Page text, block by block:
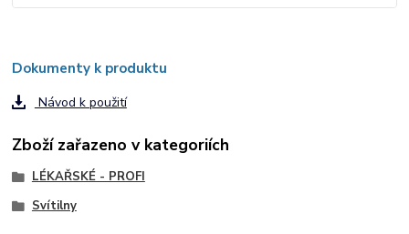
Dokumenty k produktu
Návod k použití
Zboží zařazeno v kategoriích
LÉKAŘSKÉ - PROFI
Svítilny